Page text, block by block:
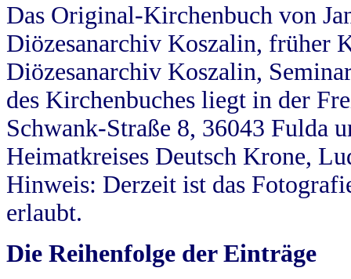
Das Original-Kirchenbuch von
Diözesanarchiv Koszalin, früher
Diözesanarchiv Koszalin,
des Kirchenbuches liegt in der
Schwank-Straße 8, 36043 Fulda
Heimatkreises Deutsch Krone,
Hinweis: Derzeit ist das
erlaubt.
Die Reihenfolge der Einträge